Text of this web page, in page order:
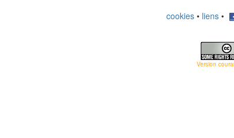
cookies • liens •
Version